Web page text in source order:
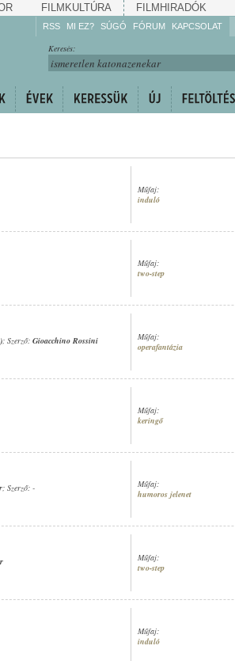
FILMKULTÚRA FILMHIRADÓK
RSS MI EZ? SÚGÓ
Gyarapítsa!
Kövesse!
FÓRUM KAPCSOLAT
Keresés:
Műfaj:
induló
Műfaj:
two-step
; Szerző: Gioacchino Rossini
Műfaj:
operafantázia
Műfaj:
keringő
; Szerző: -
Műfaj:
humoros jelenet
Műfaj:
two-step
Műfaj:
induló